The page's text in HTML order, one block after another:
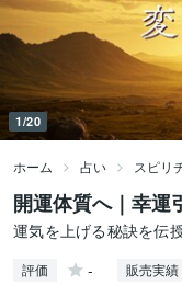
1/20
ホーム 占い スピリ
開運体質へ｜幸運
運気を上げる秘訣を伝
評価 - 販売実績